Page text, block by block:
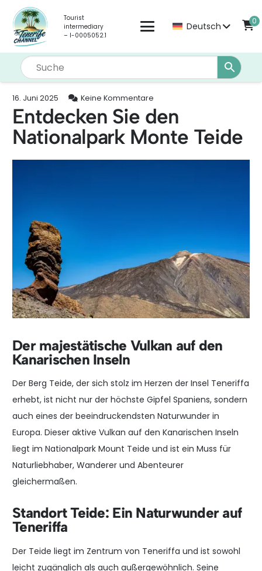
Tourist
intermediary
– I-0005052.1
Deutsch 0
16. Juni 2025 Keine Kommentare
Entdecken Sie den
Nationalpark Monte Teide
Der majestätische Vulkan auf den
Kanarischen Inseln
Der Berg Teide, der sich stolz im Herzen der Insel Teneriffa
erhebt, ist nicht nur der höchste Gipfel Spaniens, sondern
auch eines der beeindruckendsten Naturwunder in
Europa. Dieser aktive Vulkan auf den Kanarischen Inseln
liegt im Nationalpark Mount Teide und ist ein Muss für
Naturliebhaber, Wanderer und Abenteurer
gleichermaßen.
Standort Teide: Ein Naturwunder auf
Teneriffa
Der Teide liegt im Zentrum von Teneriffa und ist sowohl
leicht zugänglich als auch außergewöhnlich. Seine